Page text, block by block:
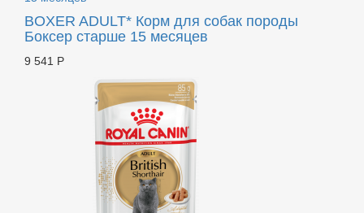
BOXER ADULT* Корм для собак породы
Боксер старше 15 месяцев
9 541 Р